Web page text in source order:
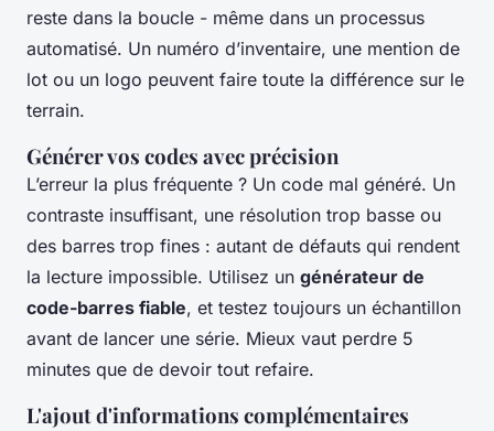
reste dans la boucle - même dans un processus
automatisé. Un numéro d’inventaire, une mention de
lot ou un logo peuvent faire toute la différence sur le
terrain.
Générer vos codes avec précision
L’erreur la plus fréquente ? Un code mal généré. Un
contraste insuffisant, une résolution trop basse ou
des barres trop fines : autant de défauts qui rendent
la lecture impossible. Utilisez un générateur de
code-barres fiable, et testez toujours un échantillon
avant de lancer une série. Mieux vaut perdre 5
minutes que de devoir tout refaire.
L'ajout d'informations complémentaires